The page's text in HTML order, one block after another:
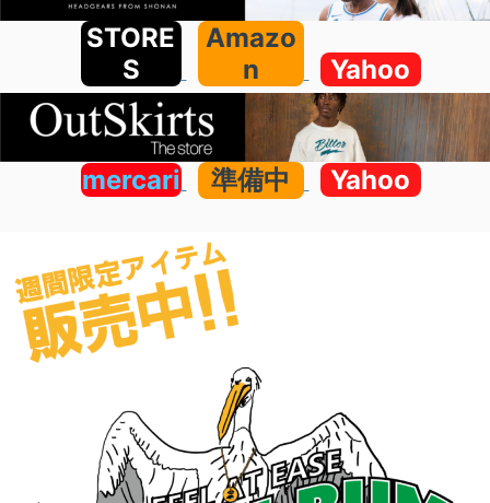
STORE
S
Amazo
n
Yahoo
mercari 準備中 Yahoo